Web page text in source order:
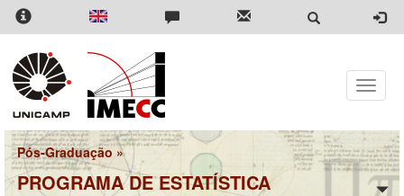
Pular
para
conteúdo
principal
Toggle
Pós-Graduação »
PROGRAMA DE ESTATÍSTICA